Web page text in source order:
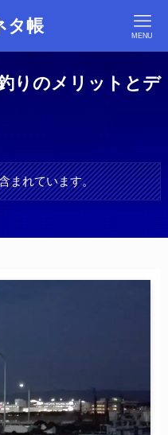
タ帳 MENU
りのメリットとデ
まれています。